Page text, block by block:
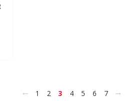
< 1 2 3 4 5 6 7 >